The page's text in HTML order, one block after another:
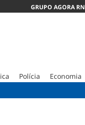
GRUPO AGORA RN
Polícia Economia